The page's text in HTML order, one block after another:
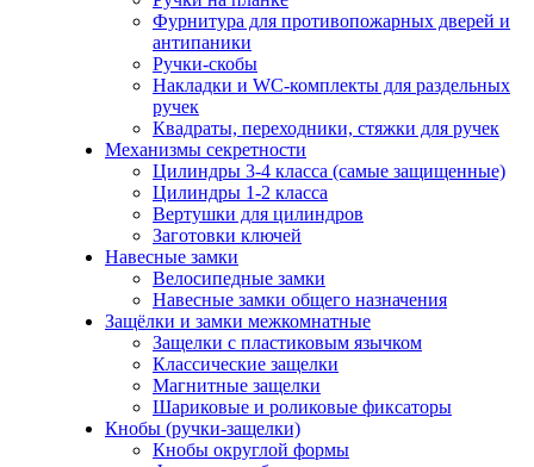
Фурнитура для противопожарных дверей и
антипаники
Ручки-скобы
Накладки и WC-комплекты для раздельных
ручек
Квадраты, переходники, стяжки для ручек
Механизмы секретности
Цилиндры 3-4 класса (самые защищенные)
Цилиндры 1-2 класса
Вертушки для цилиндров
Заготовки ключей
Навесные замки
Велосипедные замки
Навесные замки общего назначения
Защёлки и замки межкомнатные
Защелки с пластиковым язычком
Классические защелки
Магнитные защелки
Шариковые и роликовые фиксаторы
Кнобы (ручки-защелки)
Кнобы округлой формы